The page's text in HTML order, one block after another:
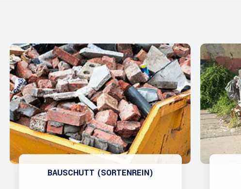
BAUSCHUTT (SORTENREIN)